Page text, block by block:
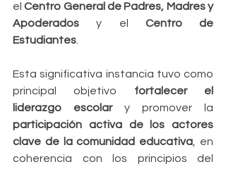
el Centro General de Padres, Madres y
Apoderados y el Centro de
Estudiantes
Esta significativa instancia tuvo como
principal objetivo fortalecer el
liderazgo escolar
participación activa de los actores
clave de la comunidad educativa , en